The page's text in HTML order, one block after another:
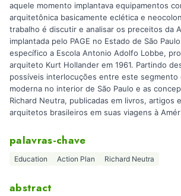
aquele momento implantava equipamentos
arquitetônica basicamente eclética e
trabalho é discutir e analisar os preceitos da
implantada pelo PAGE no Estado de São
específico a Escola Antonio Adolfo Lobbe,
arquiteto Kurt Hollander em 1961. Partindo
possíveis interlocuções entre este segmento
moderna no interior de São Paulo e as
Richard Neutra, publicadas em livros, artigos
arquitetos brasileiros em suas viagens à
palavras-chave
Education Action Plan Richard Neutra
abstract